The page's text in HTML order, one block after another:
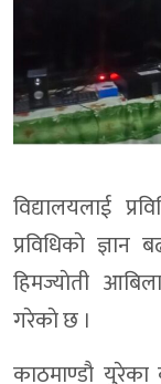
विद्यालयलाई
प्रविधिकाे
हिमज्याेती
गरेकाे छ ।
काठमाण्डौ